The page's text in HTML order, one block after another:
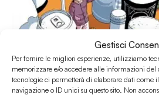
Gestisci
Per fornire le migliori esperienze, utilizziamo
memorizzare e/o accedere alle informazioni del
tecnologie ci permetterà di elaborare dati come
navigazione o ID unici su questo sito. Non